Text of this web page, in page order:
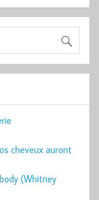
cheveux auront
(Whitney